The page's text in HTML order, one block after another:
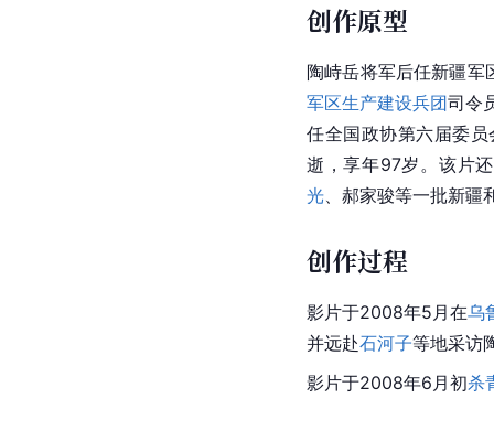
创作原型
陶峙岳将军后任新疆军
军区生产建设兵团司令
任全国政协第六届委
逝，享年97岁。该片
光 、郝家骏等一批新
创作过程
影片于2008年5月在乌
并远赴石河子等地采访
影片于2008年6月初杀